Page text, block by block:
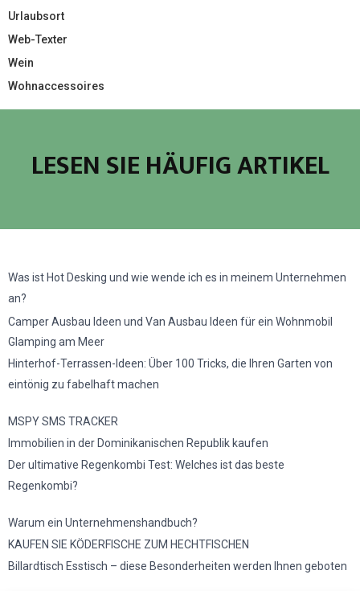
Urlaubsort
Web-Texter
Wein
Wohnaccessoires
LESEN SIE HÄUFIG ARTIKEL
Was ist Hot Desking und wie wende ich es in meinem Unternehmen
an?
Camper Ausbau Ideen und Van Ausbau Ideen für ein Wohnmobil
Glamping am Meer
Hinterhof-Terrassen-Ideen: Über 100 Tricks, die Ihren Garten von
eintönig zu fabelhaft machen
MSPY SMS TRACKER
Immobilien in der Dominikanischen Republik kaufen
Der ultimative Regenkombi Test: Welches ist das beste
Regenkombi?
Warum ein Unternehmenshandbuch?
KAUFEN SIE KÖDERFISCHE ZUM HECHTFISCHEN
Billardtisch Esstisch – diese Besonderheiten werden Ihnen geboten